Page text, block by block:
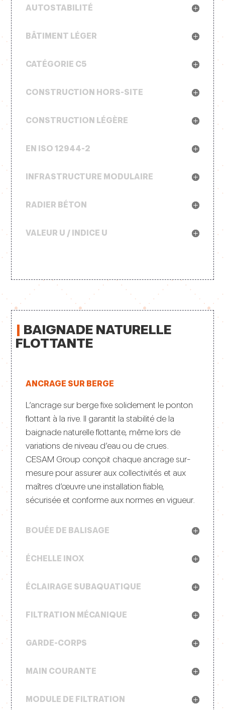
AUTOSTABILITÉ
BÂTIMENT LÉGER
CATÉGORIE C5
CONSTRUCTION HORS-SITE
CONSTRUCTION LÉGÈRE
EN ISO 12944-2
INFRASTRUCTURE MODULAIRE
RADIER BÉTON
VALEUR U / INDICE U
| BAIGNADE NATURELLE
FLOTTANTE
ANCRAGE SUR BERGE
L’ancrage sur berge fixe solidement le ponton
flottant à la rive. Il garantit la stabilité de la
baignade naturelle flottante, même lors de
variations de niveau d’eau ou de crues.
CESAM Group conçoit chaque ancrage sur-
mesure pour assurer aux collectivités et aux
maîtres d’œuvre une installation fiable,
sécurisée et conforme aux normes en vigueur.
BOUÉE DE BALISAGE
ÉCHELLE INOX
ÉCLAIRAGE SUBAQUATIQUE
FILTRATION MÉCANIQUE
GARDE-CORPS
MAIN COURANTE
MODULE DE FILTRATION